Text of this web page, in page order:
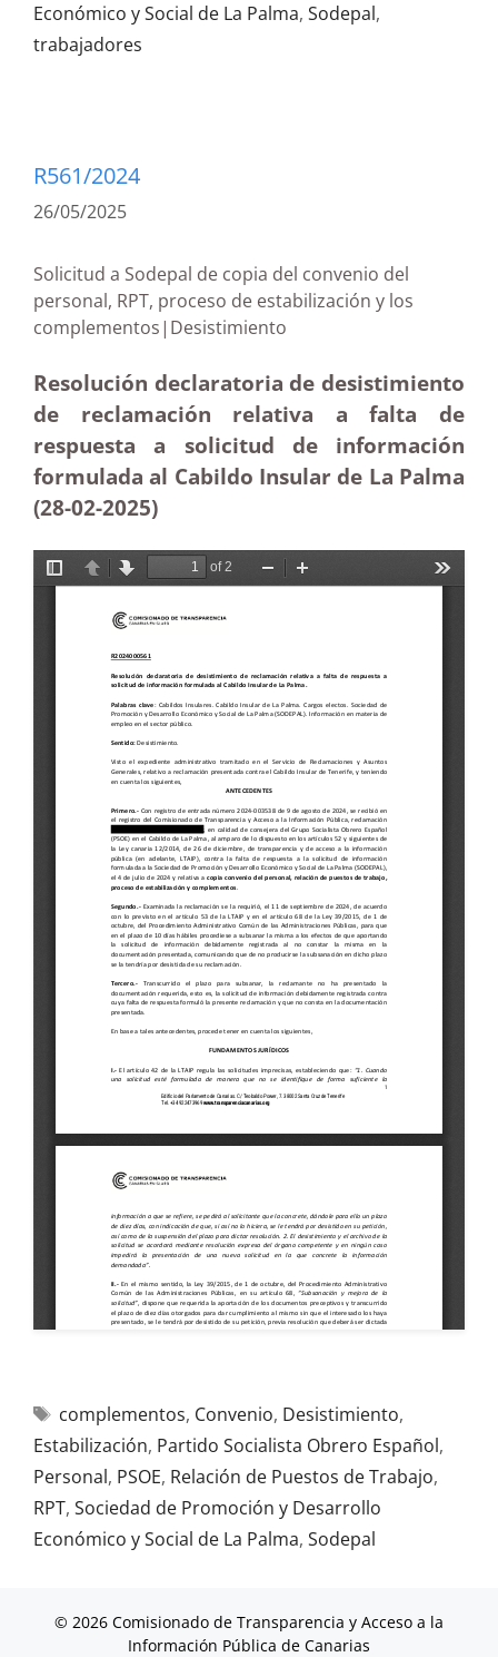
Económico y Social de La Palma, Sodepal,
trabajadores
R561/2024
26/05/2025
Solicitud a Sodepal de copia del convenio del
personal, RPT, proceso de estabilización y los
complementos|Desistimiento
Resolución declaratoria de desistimiento
de reclamación relativa a falta de
respuesta a solicitud de información
formulada al Cabildo Insular de La Palma
(28-02-2025)
complementos, Convenio, Desistimiento,
Estabilización, Partido Socialista Obrero Español,
Personal, PSOE, Relación de Puestos de Trabajo,
RPT, Sociedad de Promoción y Desarrollo
Económico y Social de La Palma, Sodepal
© 2026 Comisionado de Transparencia y Acceso a la
Información Pública de Canarias